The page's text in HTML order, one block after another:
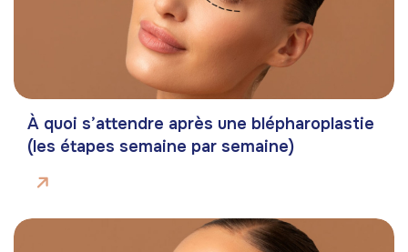
À quoi s’attendre après une blépharoplastie
(les étapes semaine par semaine)